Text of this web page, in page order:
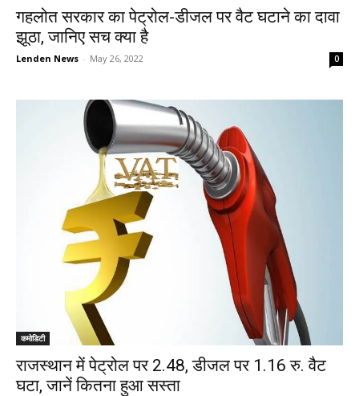
गहलोत सरकार का पेट्रोल-डीजल पर वैट घटाने का दावा
झूठा, जानिए सच क्या है
Lenden News - May 26, 2022 0
कमोडिटी
राजस्थान में पेट्रोल पर 2.48, डीजल पर 1.16 रु. वैट
घटा, जानें कितना हुआ सस्ता